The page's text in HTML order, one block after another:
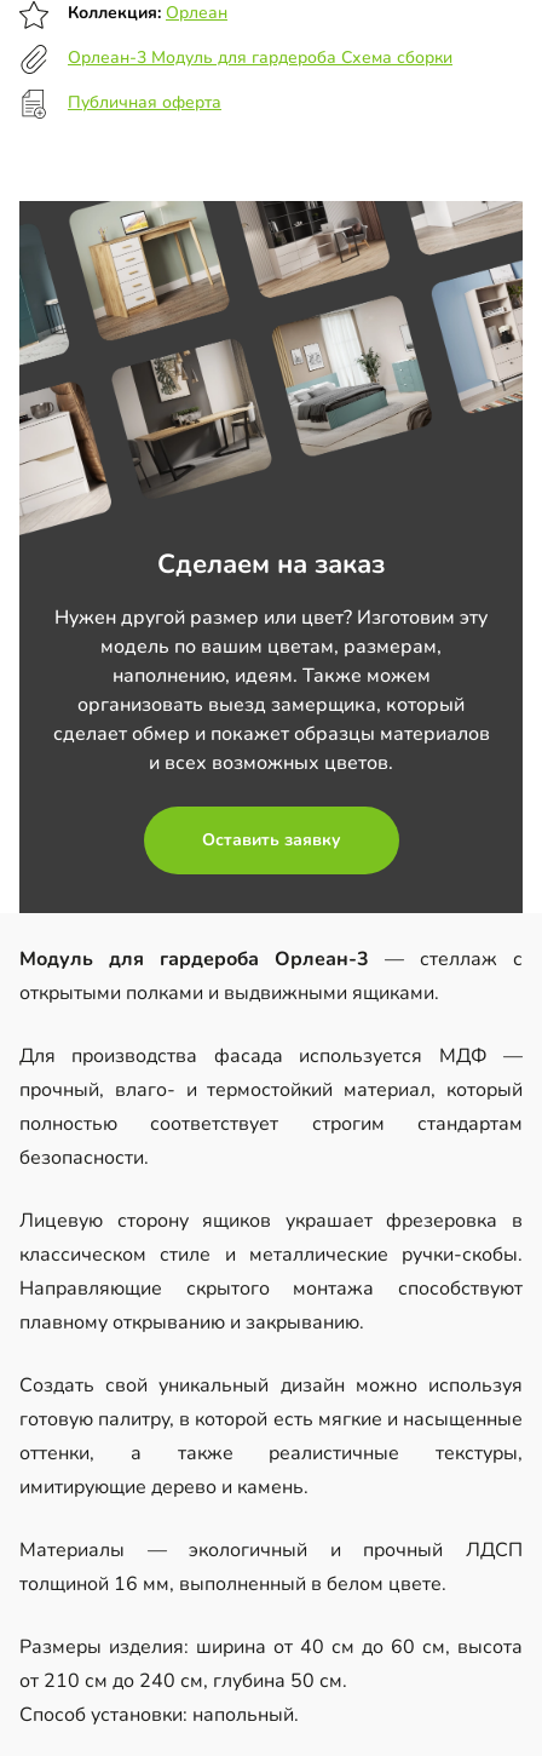
Коллекция: Орлеан
Орлеан-3 Модуль для гардероба Схема сборки
Публичная оферта
Сделаем на заказ
Нужен другой размер или цвет? Изготовим эту
модель по вашим цветам, размерам,
наполнению, идеям. Также можем
организовать выезд замерщика, который
сделает обмер и покажет образцы материалов
и всех возможных цветов.
Оставить заявку
Модуль для гардероба Орлеан-3 — стеллаж с
открытыми полками и выдвижными ящиками.
Для производства фасада используется МДФ —
прочный, влаго- и термостойкий материал, который
полностью соответствует строгим стандартам
безопасности.
Лицевую сторону ящиков украшает фрезеровка в
классическом стиле и металлические ручки-скобы.
Направляющие скрытого монтажа способствуют
плавному открыванию и закрыванию.
Создать свой уникальный дизайн можно используя
готовую палитру, в которой есть мягкие и насыщенные
оттенки, а также реалистичные текстуры,
имитирующие дерево и камень.
Материалы — экологичный и прочный ЛДСП
толщиной 16 мм, выполненный в белом цвете.
Размеры изделия: ширина от 40 см до 60 см, высота
от 210 см до 240 см, глубина 50 см.
Способ установки: напольный.